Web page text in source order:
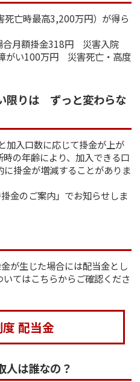
死亡時最高3,200万円）が得ら
合月額掛金318円 災害入院
がい100万円 災害死亡・高度
限りは ずっと変わらな
加入口数に応じて掛金が上が
の年齢により、加入できる口
掛金が増減することがありま
金のご案内」でお知らせしま
が生じた場合には配当金とし
てはこちらからご確認くださ
配当金
は誰なの？